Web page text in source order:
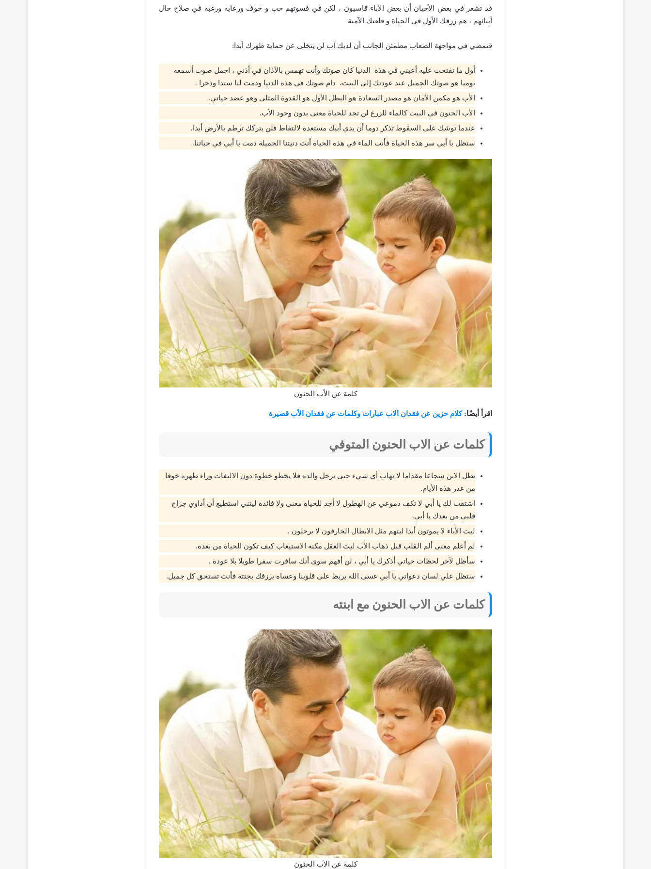
قد تشعر في بعض الأحيان أن بعض الأباء قاسيون ، لكن في قسوتهم حب و خوف ورعاية ورغبة في صلاح حال
أبنائهم ، هم رزقك الأول في الحياة و قلعتك الآمنة
فتمضي في مواجهة الصعاب مطمئن الجانب أن لديك أب لن يتخلى عن حماية ظهرك أبدا:
أول ما تفتحت عليه أعيني في هذة الدنيا كان صوتك وأنت تهمس بالآذان في أذني ، اجمل صوت أسمعه
يوميا هو صوتك الجميل عند عودتك إلي البيت، دام صوتك في هذه الدنيا ودمت لنا سندا وذخرا .
الأب هو مكمن الأمان هو مصدر السعادة هو البطل الأول هو القدوة المثلى وهو عضد حياتي.
الأب الحنون في البيت كالماء للزرع لن تجد للحياة معنى بدون وجود الأب.
عندما توشك على السقوط تذكر دوما أن يدي أبيك مستعدة لالتقاط فلن يتركك ترطم بالأرض أبدا.
ستظل با أبي سر هذه الحياة فأنت الماء في هذه الحياة أنت دنيتنا الجميلة دمت يا أبي في حياتنا.
كلمة عن الأب الحنون
اقرأ أيضًا: كلام حزين عن فقدان الاب عبارات وكلمات عن فقدان الأب قصيرة
كلمات عن الاب الحنون المتوفي
يظل الابن شجاعا مقداما لا يهاب أي شيء حتى يرحل والده فلا يخطو خطوة دون الالتفات وراء ظهره خوفا
من غدر هذه الأيام.
اشتقت لك يا أبي لا تكف دموعي عن الهطول لا أجد للحياة معنى ولا فائدة ليتني استطيع أن أداوي جراح
قلبي من بعدك يا أبي.
ليت الأباء لا يموتون أبدا ليتهم مثل الابطال الخارقون لا يرحلون .
لم أعلم معنى ألم القلب قبل ذهاب الأب ليت العقل مكنه الاستيعاب كيف تكون الحياة من بعده.
سأظل لآخر لحظات حياتي أذكرك يا أبي ، لن أفهم سوى أنك سافرت سفرا طويلا بلا عودة .
ستظل علي لسان دعواتي يا أبي عسى الله يربط على قلوبنا وعساه يرزقك بجنته فأنت تستحق كل جميل.
كلمات عن الاب الحنون مع ابنته
كلمة عن الأب الحنون